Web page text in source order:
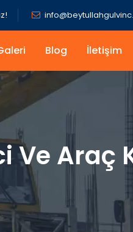
Blog İletişim
Ve Araç